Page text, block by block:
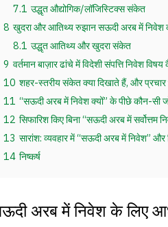
7.1 उद्धृत औद्योगिक/लॉजिस्टिक्स संकेत
8 खुदरा और आतिथ्य रुझान सऊदी अरब में निवेश
8.1 उद्धृत आतिथ्य और खुदरा संकेत
9 वर्तमान बाज़ार ढांचे में विदेशी संपत्ति निवेश
10 शहर-स्तरीय संकेत क्या दिखाते हैं, और प्रचार
11 “सऊदी अरब में निवेश क्यों” के पीछे कौन-सी
12 सिफारिश किए बिना “सऊदी अरब में
13 सारांश: व्यवहार में “सऊदी अरब में निवेश”
14 निष्कर्ष
अरब में निवेश के लिए